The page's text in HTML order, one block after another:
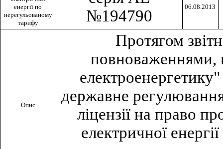
енергiї по
нерегульованому
тарифу
№194790
06.08.2013
Опис
Протягом
повноваженнями,
державне
лiцензiї на право
електричної